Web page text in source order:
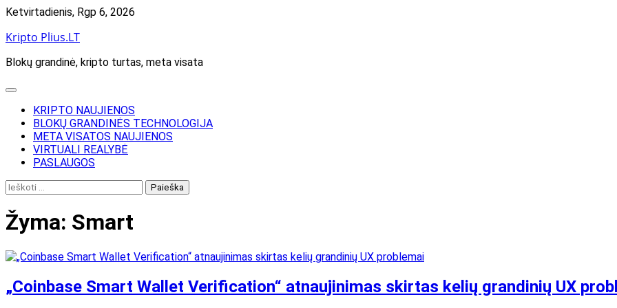
Skip
content
Ketvirtadienis, Rgp 6, 2026
Kripto Plius.LT
Blokų grandinė, kripto turtas, meta visata
KRIPTO NAUJIENOS
BLOKŲ GRANDINĖS TECHNOLOGIJA
META VISATOS NAUJIENOS
VIRTUALI REALYBĖ
PASLAUGOS
Ieškoti:
Žyma: Smart
„Coinbase Smart Wallet Verification“ atnaujinimas skirtas kelių grandinių UX